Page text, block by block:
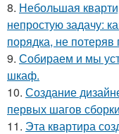
8. Небольшая
непростую задачу:
порядка, не
9. Собираем и мы
шкаф.
10. Создание
первых шагов
11. Эта квартира